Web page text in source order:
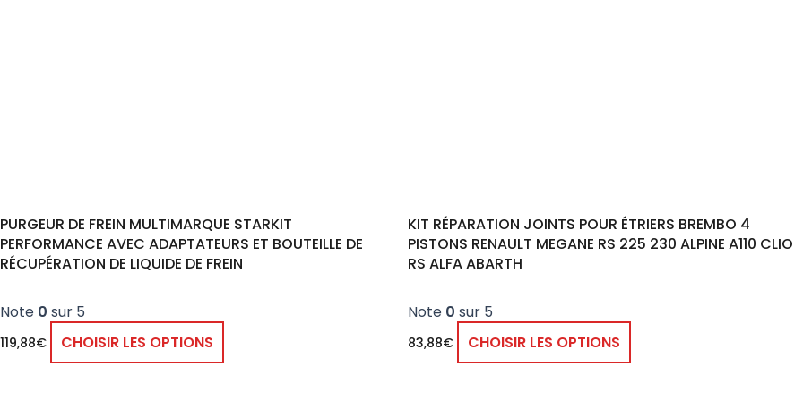
PURGEUR DE FREIN MULTIMARQUE STARKIT
PERFORMANCE AVEC ADAPTATEURS ET BOUTEILLE DE
RÉCUPÉRATION DE LIQUIDE DE FREIN
Note 0 sur 5
119,88€ CHOISIR LES OPTIONS
KIT RÉPARATION JOINTS POUR ÉTRIERS BREMBO 4
PISTONS RENAULT MEGANE RS 225 230 ALPINE A110 CLIO
RS ALFA ABARTH
Note 0 sur 5
83,88€ CHOISIR LES OPTIONS